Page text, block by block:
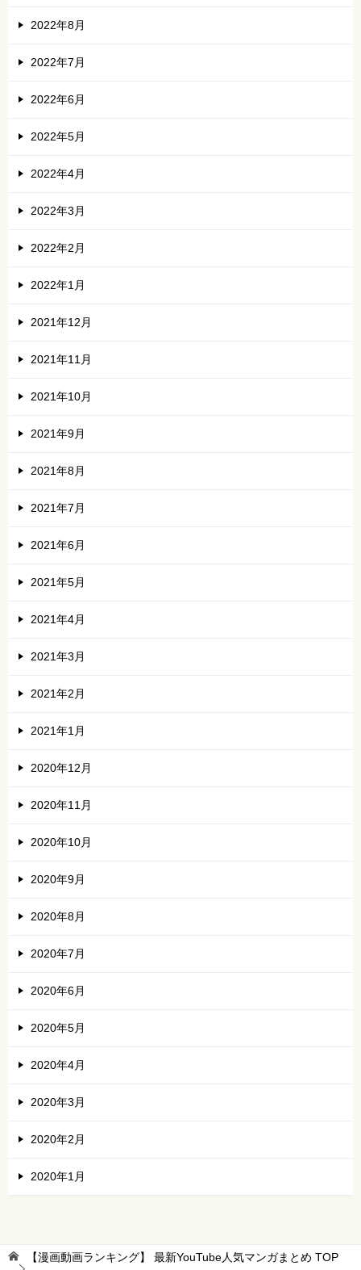
2022年8月
2022年7月
2022年6月
2022年5月
2022年4月
2022年3月
2022年2月
2022年1月
2021年12月
2021年11月
2021年10月
2021年9月
2021年8月
2021年7月
2021年6月
2021年5月
2021年4月
2021年3月
2021年2月
2021年1月
2020年12月
2020年11月
2020年10月
2020年9月
2020年8月
2020年7月
2020年6月
2020年5月
2020年4月
2020年3月
2020年2月
2020年1月
【漫画動画ランキング】 最新YouTube人気マンガまとめ TOP